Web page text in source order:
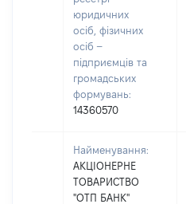
юридичних
осіб, фізичних
осіб –
підприємців та
громадських
формувань:
14360570
Найменування:
АКЦІОНЕРНЕ
ТОВАРИСТВО
"ОТП БАНК"